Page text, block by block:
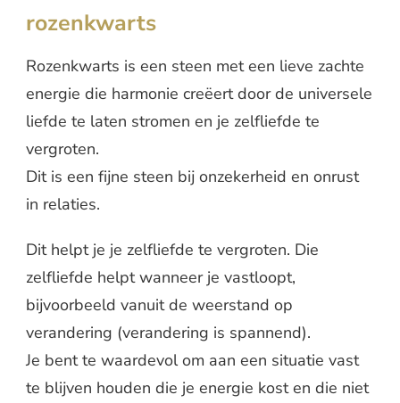
rozenkwarts
Rozenkwarts is een steen met een lieve zachte
energie die harmonie creëert door de universele
liefde te laten stromen en je zelfliefde te
vergroten.
Dit is een fijne steen bij onzekerheid en onrust
in relaties.
Dit helpt je je zelfliefde te vergroten. Die
zelfliefde helpt wanneer je vastloopt,
bijvoorbeeld vanuit de weerstand op
verandering (verandering is spannend).
Je bent te waardevol om aan een situatie vast
te blijven houden die je energie kost en die niet